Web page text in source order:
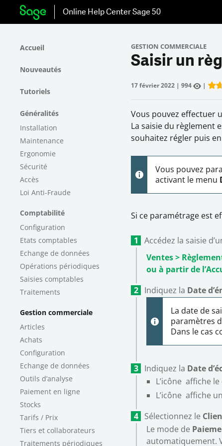
Online Help CenterSage 50
Accueil
Nouveautés
Tutoriels
Généralités
Installation
Maintenance
Ergonomie
Sécurité
Accès
Loi Anti-Fraude
Comptabilité
Configuration
Etats comptables
Echange de données
Opérations périodiques
Saisies comptables
Traitements
Gestion commerciale
Articles
Achats
Configuration
Echange de données
Outils d’analyse
Paiement en ligne
Stocks
Tarifs / Prix
Tiers et collaborateurs
Traitements périodiques
GESTION COMMERCIALE
Saisir un
17 février 2022 | 994 |
Vous pouvez effectuer
La saisie du règlement
souhaitez régler puis
Vous pouvez
activant le menu
Si ce paramétrage est
Accédez la saisie
Ventes >
ou à partir de
Indiquez la Date
La date de
paramètres
Dans le cas
Indiquez la Date
L’icône affiche
L’icône affiche
Sélectionnez le
Le mode de
automatiquement.